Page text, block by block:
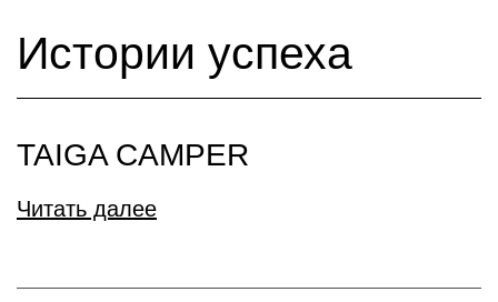
Истории успеха
TAIGA CAMPER
Читать далее